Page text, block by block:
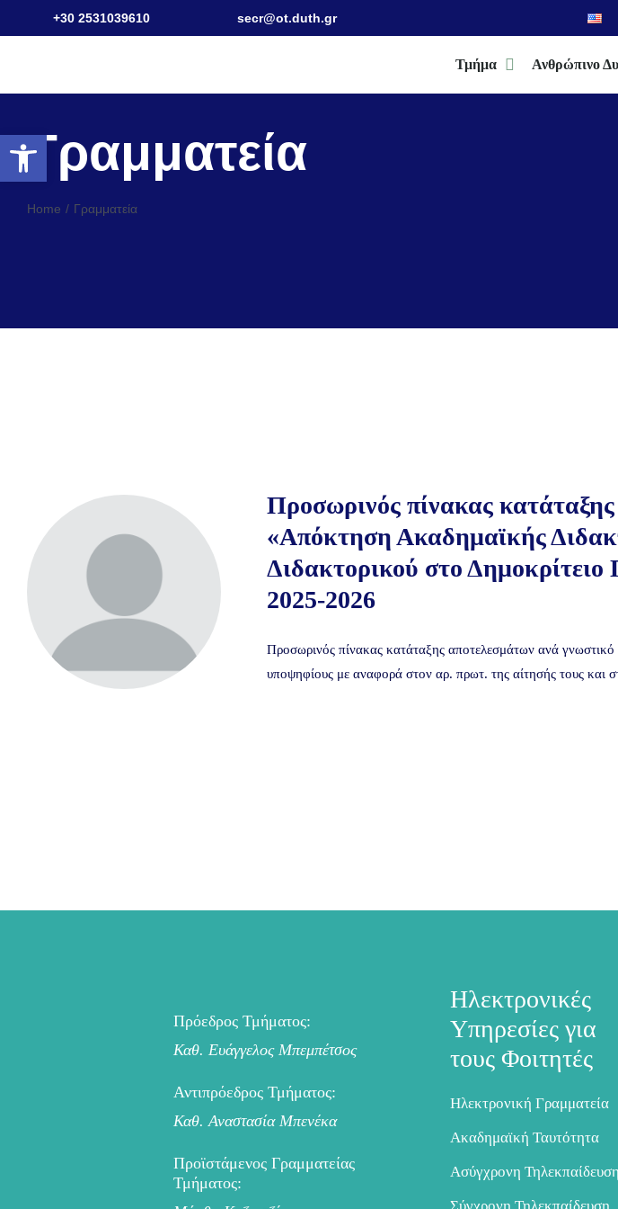
Ανοίξτε τη γραμμή εργαλείων
+30 2531039610 secr@ot.duth.gr
Τμήμα Ανθρώπινο
Γραμματεία
Home Γραμματεία
Προσωρινός πίνακας
«Απόκτηση Ακαδημαϊκής
Διδακτορικού στο
2025-2026
Προσωρινός πίνακας κατάταξης αποτελεσμάτων ανά γνωστικό
υποψηφίους με αναφορά στον αρ. πρωτ. της αίτησής τους και
Πρόεδρος Τμήματος:
Καθ. Ευάγγελος Μπεμπέτσος
Αντιπρόεδρος Τμήματος:
Καθ. Αναστασία Μπενέκα
Προϊστάμενος Γραμματείας
Τμήματος:
Ηλεκτρονικές
Υπηρεσίες για
τους Φοιτητές
Ηλεκτρονική Γραμματεία
Ακαδημαϊκή Ταυτότητα
Ασύγχρονη Τηλεκπαίδευση